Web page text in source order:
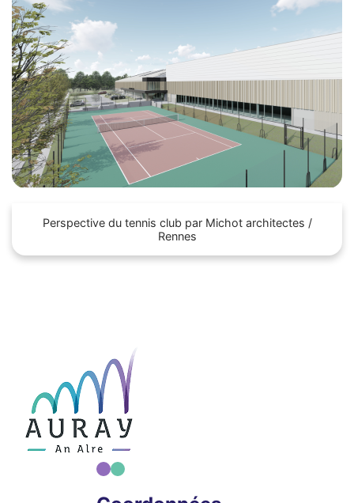
Perspective du tennis club par Michot architectes /
Rennes